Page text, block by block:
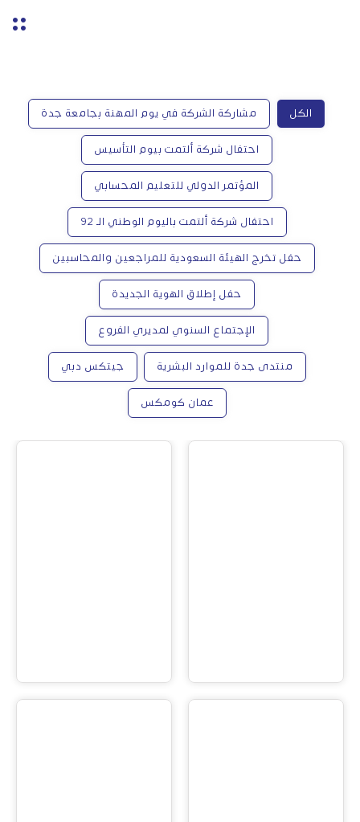
الكل مشاركة الشركة في يوم المهنة بجامعة جدة
احتفال شركة ألتمت بيوم التأسيس
المؤتمر الدولي للتعليم المحسابي
احتفال شركة ألتمت باليوم الوطني الـ 92
حفل تخرج الهيئة السعودية للمراجعين والمحاسبين
حفل إطلاق الهوية الجديدة
الإجتماع السنوي لمديري الفروع
منتدى جدة للموارد البشرية جيتكس دبي
عمان كومكس